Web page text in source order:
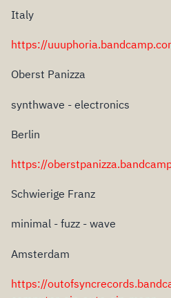
Italy
https://
Oberst Panizza
synthwave - electronics
Berlin
https://
Schwierige Franz
minimal - fuzz - wave
Amsterdam
https://